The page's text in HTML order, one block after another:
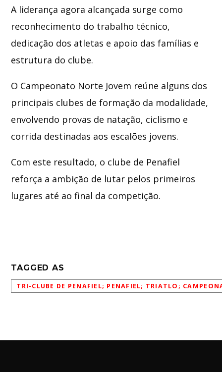
A liderança agora alcançada surge como
reconhecimento do trabalho técnico,
dedicação dos atletas e apoio das famílias e
estrutura do clube.
O Campeonato Norte Jovem reúne alguns dos
principais clubes de formação da modalidade,
envolvendo provas de natação, ciclismo e
corrida destinadas aos escalões jovens.
Com este resultado, o clube de Penafiel
reforça a ambição de lutar pelos primeiros
lugares até ao final da competição.
TAGGED AS
TRI-CLUBE DE PENAFIEL; PENAFIEL; TRIATLO;